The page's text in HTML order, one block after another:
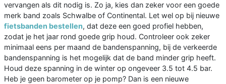
vervangen als dit nodig is. Zo ja, kies dan zeker voor een goede
merk band zoals Schwalbe of Continental. Let wel op bij nieuwe
fietsbanden bestellen, dat deze een goed profiel hebben,
zodat je het jaar rond goede grip houd. Controleer ook zeker
minimaal eens per maand de bandenspanning, bij de verkeerde
bandenspanning is het mogelijk dat de band minder grip heeft.
Houd deze spanning in de winter op ongeveer 3.5 tot 4.5 bar.
Heb je geen barometer op je pomp? Dan is een nieuwe